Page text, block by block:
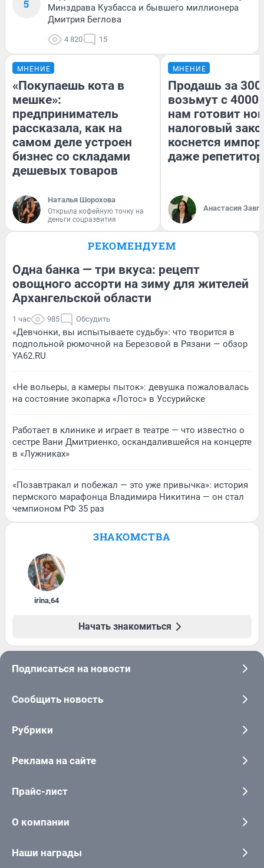
5
Минздрава Кузбасса и бывшего миллионера
Дмитрия Беглова
4 820 15
МНЕНИЕ
«Покупаешь кота в
мешке»:
предприниматель
рассказала, как на
самом деле устроен
бизнес со складами
дешевых товаров
Наталья Шорохова
Открыла кофейную точку на
деньги соцразвития
МНЕНИЕ
Продашь за
возьмут с
нам готовит
налоговый
коснется
даже
Анастасия
РЕКОМЕНДУЕМ
Одна банка — три вкуса: рецепт
овощного ассорти на зиму для жителей
Архангельской области
1 час 985 Обсудить
«Девчонки, вы испытываете судьбу»: что творится в
подпольной рюмочной на Березовой в Рязани — обзор
YA62.RU
«Не вольеры, а камеры пыток»: девушка пожаловалась
на состояние экопарка «Лотос» в Уссурийске
Работает в клинике и играет в театре — что известно о
сестре Вани Дмитриенко, оскандалившейся на концерте
в «Лужниках»
«Позавтракал и побежал — это уже привычка»: история
пермского марафонца Владимира Никитина — он стал
чемпионом РФ 35 раз
ЗНАКОМСТВА
irina,64
Начать знакомиться
Подписаться на новости
Сообщить новость
Рубрики
Реклама на сайте
Прайс-лист
О компании
Наши награды